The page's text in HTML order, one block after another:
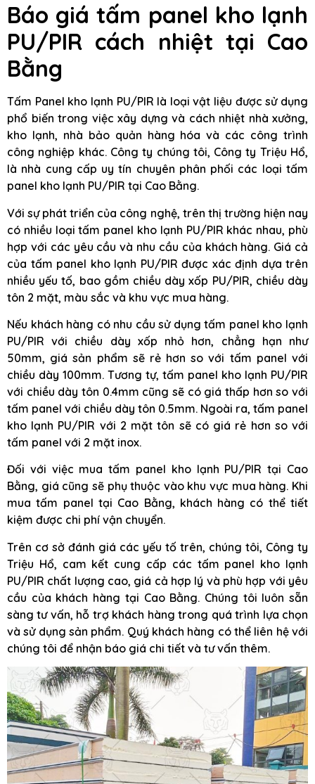
Báo giá tấm panel kho lạnh
PU/PIR cách nhiệt tại Cao
Bằng
Tấm Panel kho lạnh PU/PIR là loại vật liệu được sử dụng
phổ biến trong việc xây dựng và cách nhiệt nhà xưởng,
kho lạnh, nhà bảo quản hàng hóa và các công trình
công nghiệp khác. Công ty chúng tôi, Công ty Triệu Hổ,
là nhà cung cấp uy tín chuyên phân phối các loại tấm
panel kho lạnh PU/PIR tại Cao Bằng.
Với sự phát triển của công nghệ, trên thị trường hiện nay
có nhiều loại tấm panel kho lạnh PU/PIR khác nhau, phù
hợp với các yêu cầu và nhu cầu của khách hàng. Giá cả
của tấm panel kho lạnh PU/PIR được xác định dựa trên
nhiều yếu tố, bao gồm chiều dày xốp PU/PIR, chiều dày
tôn 2 mặt, màu sắc và khu vực mua hàng.
Nếu khách hàng có nhu cầu sử dụng tấm panel kho lạnh
PU/PIR với chiều dày xốp nhỏ hơn, chẳng hạn như
50mm, giá sản phẩm sẽ rẻ hơn so với tấm panel với
chiều dày 100mm. Tương tự, tấm panel kho lạnh PU/PIR
với chiều dày tôn 0.4mm cũng sẽ có giá thấp hơn so với
tấm panel với chiều dày tôn 0.5mm. Ngoài ra, tấm panel
kho lạnh PU/PIR với 2 mặt tôn sẽ có giá rẻ hơn so với
tấm panel với 2 mặt inox.
Đối với việc mua tấm panel kho lạnh PU/PIR tại Cao
Bằng, giá cũng sẽ phụ thuộc vào khu vực mua hàng. Khi
mua tấm panel tại Cao Bằng, khách hàng có thể tiết
kiệm được chi phí vận chuyển.
Trên cơ sở đánh giá các yếu tố trên, chúng tôi, Công ty
Triệu Hổ, cam kết cung cấp các tấm panel kho lạnh
PU/PIR chất lượng cao, giá cả hợp lý và phù hợp với yêu
cầu của khách hàng tại Cao Bằng. Chúng tôi luôn sẵn
sàng tư vấn, hỗ trợ khách hàng trong quá trình lựa chọn
và sử dụng sản phẩm. Quý khách hàng có thể liên hệ với
chúng tôi để nhận báo giá chi tiết và tư vấn thêm.